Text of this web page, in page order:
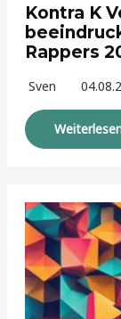
Kontra K
Rappers
Sven